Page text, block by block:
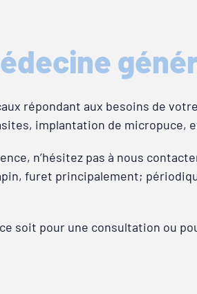
répondant aux besoins de
implantation de micropuce,
n’hésitez pas à nous
furet principalement;
soit pour une consultation ou